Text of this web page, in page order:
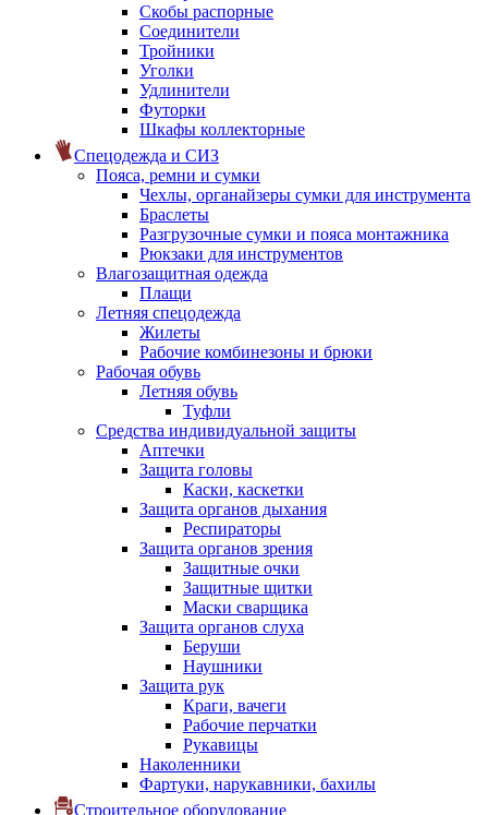
Скобы распорные
Соединители
Тройники
Уголки
Удлинители
Футорки
Шкафы коллекторные
Спецодежда и СИЗ
Пояса, ремни и сумки
Чехлы, органайзеры сумки для инструмента
Браслеты
Разгрузочные сумки и пояса монтажника
Рюкзаки для инструментов
Влагозащитная одежда
Плащи
Летняя спецодежда
Жилеты
Рабочие комбинезоны и брюки
Рабочая обувь
Летняя обувь
Туфли
Средства индивидуальной защиты
Аптечки
Защита головы
Каски, каскетки
Защита органов дыхания
Респираторы
Защита органов зрения
Защитные очки
Защитные щитки
Маски сварщика
Защита органов слуха
Беруши
Наушники
Защита рук
Краги, вачеги
Рабочие перчатки
Рукавицы
Наколенники
Фартуки, нарукавники, бахилы
Строительное оборудование